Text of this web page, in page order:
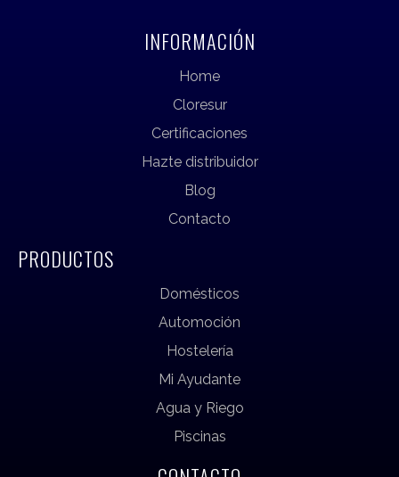
INFORMACIÓN
Home
Cloresur
Certificaciones
Hazte distribuidor
Blog
Contacto
PRODUCTOS
Domésticos
Automoción
Hostelería
Mi Ayudante
Agua y Riego
Piscinas